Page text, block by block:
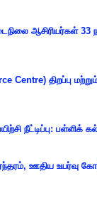
ஆசிரியர்கள் 33
Centre) திறப்பு
நீட்டிப்பு: பள்ளிக்
ஊதிய உயர்வு